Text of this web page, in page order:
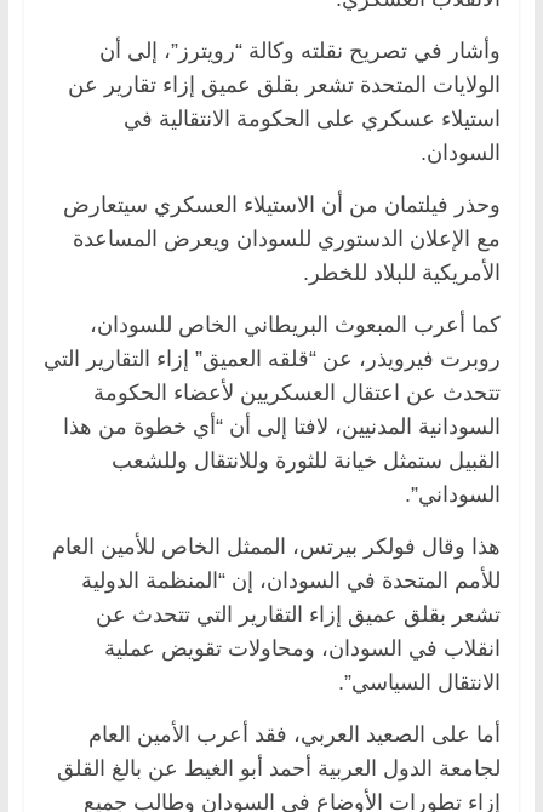
وأشار في تصريح نقلته وكالة “رويترز”، إلى أن
الولايات المتحدة تشعر بقلق عميق إزاء تقارير عن
استيلاء عسكري على الحكومة الانتقالية في
السودان.
وحذر فيلتمان من أن الاستيلاء العسكري سيتعارض
مع الإعلان الدستوري للسودان ويعرض المساعدة
الأمريكية للبلاد للخطر.
كما أعرب المبعوث البريطاني الخاص للسودان،
روبرت فيرويذر، عن “قلقه العميق” إزاء التقارير التي
تتحدث عن اعتقال العسكريين لأعضاء الحكومة
السودانية المدنيين، لافتا إلى أن “أي خطوة من هذا
القبيل ستمثل خيانة للثورة وللانتقال وللشعب
السوداني”.
هذا وقال فولكر بيرتس، الممثل الخاص للأمين العام
للأمم المتحدة في السودان، إن “المنظمة الدولية
تشعر بقلق عميق إزاء التقارير التي تتحدث عن
انقلاب في السودان، ومحاولات تقويض عملية
الانتقال السياسي”.
أما على الصعيد العربي، فقد أعرب الأمين العام
لجامعة الدول العربية أحمد أبو الغيط عن بالغ القلق
إزاء تطورات الأوضاع في السودان وطالب جميع